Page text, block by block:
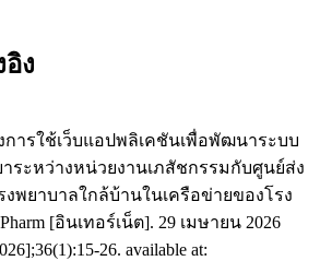
ง
ารใช้เว็บแอปพลิเคชันเพื่อพัฒนาระบบ
ระหว่างหน่วยงานเภสัชกรรมกับศูนย์ส่ง
พยาบาลใกล้บ้านในเครือข่ายของโรง
[อินเทอร์เน็ต]. 29 เมษายน 2026
26. available at: